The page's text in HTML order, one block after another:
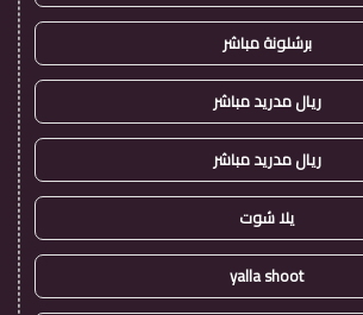
برشلونة مباشر
ريال مدريد مباشر
ريال مدريد مباشر
يلا شوت
yalla shoot